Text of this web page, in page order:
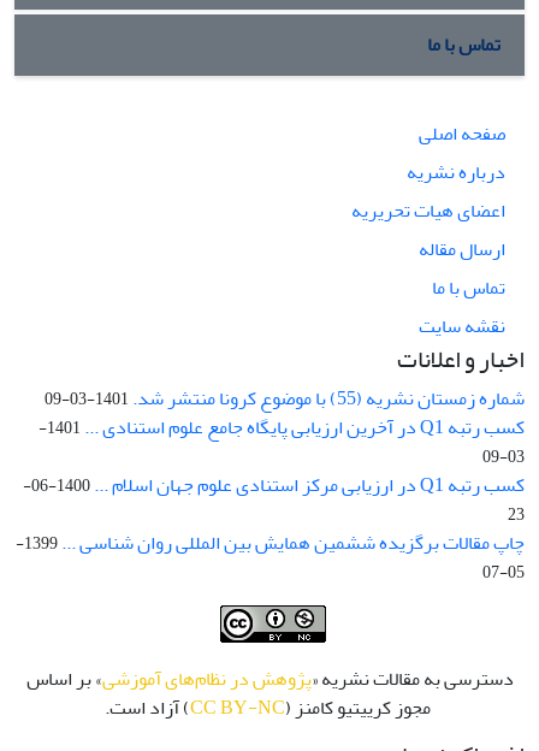
تماس با ما
صفحه اصلی
درباره نشریه
اعضای هیات تحریریه
ارسال مقاله
تماس با ما
نقشه سایت
اخبار و اعلانات
شماره زمستان نشریه (55) با موضوع کرونا منتشر شد. 1401-03-09
کسب رتبه Q1 در آخرین ارزیابی پایگاه جامع علوم استنادی ...
1401-
03-09
کسب رتبه Q1 در ارزیابی مرکز استنادی علوم جهان اسلام ...
1400-06-
23
چاپ مقالات برگزیده ششمین همایش بین المللی روان شناسی ...
1399-
05-07
دسترسی به مقالات نشریه «پژوهش در نظام‌های آموزشی» بر اساس
مجوز کرییتیو کامنز (CC BY-NC) آزاد است.